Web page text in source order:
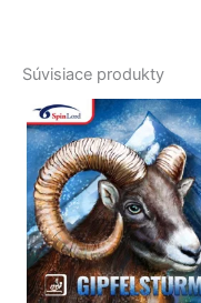
Súvisiace produkty